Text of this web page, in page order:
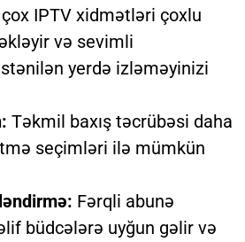
IPTV xidmətləri çoxlu
və sevimli
yerdə izləməyinizi
Təkmil baxış təcrübəsi daha
seçimləri ilə mümkün
Fərqli abunə
büdcələrə uyğun gəlir və